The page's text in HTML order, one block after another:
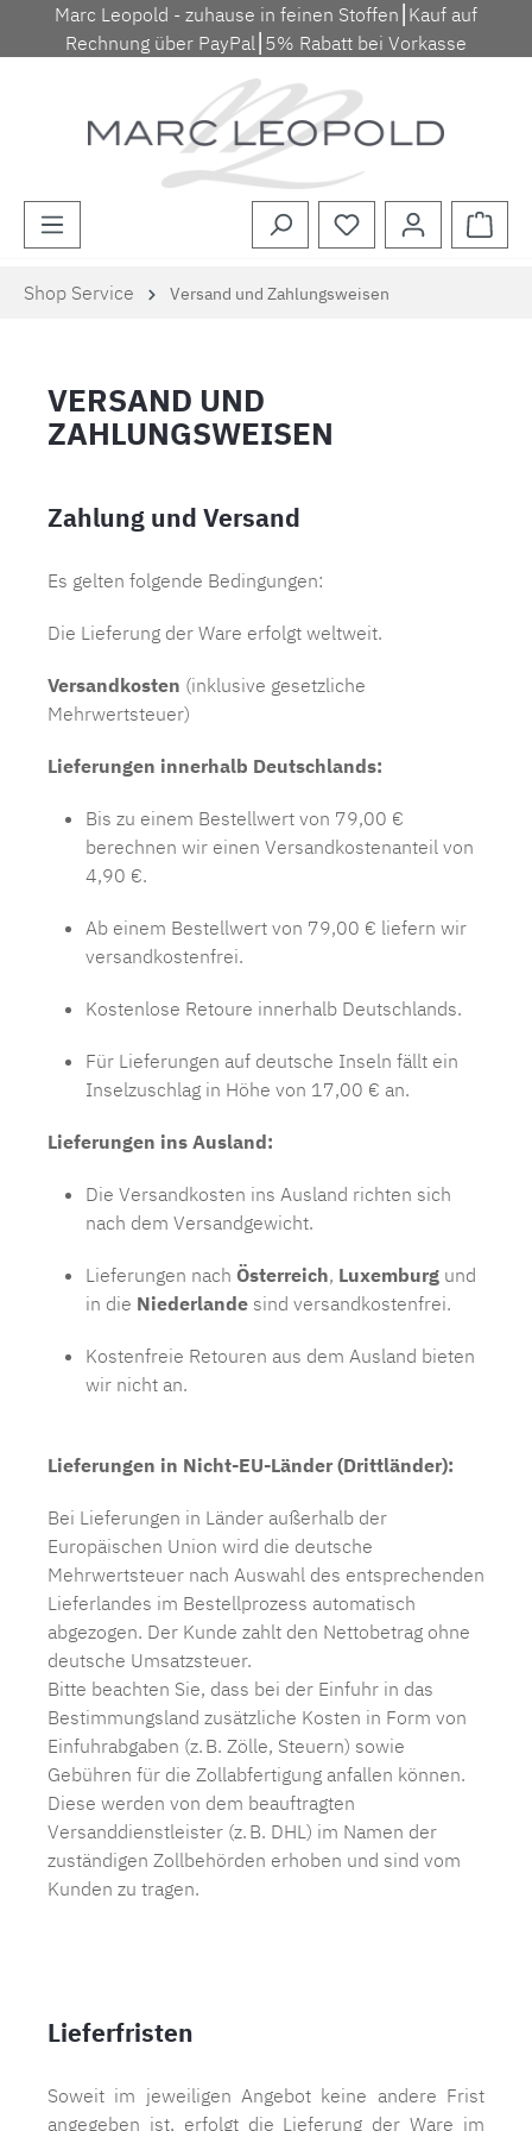
Zum Hauptinhalt springen
Marc Leopold - zuhause in feinen Stoffen⎮Kauf auf
Rechnung über PayPal⎮5% Rabatt bei Vorkasse
Shop Service Versand und Zahlungsweisen
VERSAND UND
ZAHLUNGSWEISEN
Zahlung und Versand
Es gelten folgende Bedingungen:
Die Lieferung der Ware erfolgt weltweit.
Versandkosten (inklusive gesetzliche
Mehrwertsteuer)
Lieferungen innerhalb Deutschlands:
Bis zu einem Bestellwert von 79,00 €
berechnen wir einen Versandkostenanteil von
4,90 €.
Ab einem Bestellwert von 79,00 € liefern wir
versandkostenfrei.
Kostenlose Retoure innerhalb Deutschlands.
Für Lieferungen auf deutsche Inseln fällt ein
Inselzuschlag in Höhe von 17,00 € an.
Lieferungen ins Ausland:
Die Versandkosten ins Ausland richten sich
nach dem Versandgewicht.
Lieferungen nach Österreich, Luxemburg und
in die Niederlande sind versandkostenfrei.
Kostenfreie Retouren aus dem Ausland bieten
wir nicht an.
Lieferungen in Nicht-EU-Länder (Drittländer):
Bei Lieferungen in Länder außerhalb der
Europäischen Union wird die deutsche
Mehrwertsteuer nach Auswahl des entsprechenden
Lieferlandes im Bestellprozess automatisch
abgezogen. Der Kunde zahlt den Nettobetrag ohne
deutsche Umsatzsteuer.
Bitte beachten Sie, dass bei der Einfuhr in das
Bestimmungsland zusätzliche Kosten in Form von
Einfuhrabgaben (z. B. Zölle, Steuern) sowie
Gebühren für die Zollabfertigung anfallen können.
Diese werden von dem beauftragten
Versanddienstleister (z. B. DHL) im Namen der
zuständigen Zollbehörden erhoben und sind vom
Kunden zu tragen.
Lieferfristen
Soweit im jeweiligen Angebot keine andere Frist
angegeben ist, erfolgt die Lieferung der Ware im